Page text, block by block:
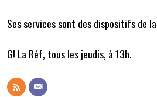
Ses services sont des dispositifs de
G! La Réf, tous les jeudis, à 13h.